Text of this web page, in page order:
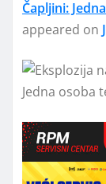
Čapljini:
appeared on